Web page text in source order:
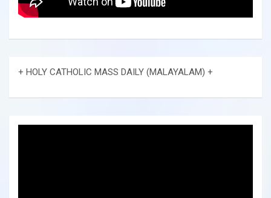
+ HOLY CATHOLIC MASS DAILY (MALAYALAM) +